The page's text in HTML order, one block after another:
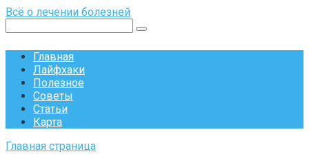
Перейти
контенту
Всё о лечении болезней
Главная
Лайфхаки
Полезное
Советы
Статьи
Карта
Главная страница